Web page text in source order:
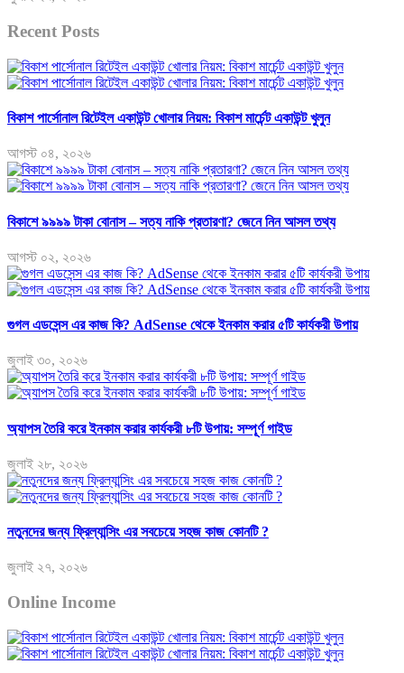
Recent Posts
বিকাশ পার্সোনাল রিটেইল একাউন্ট খোলার নিয়ম: বিকাশ মার্চেন্ট একাউন্ট খুলুন
আগস্ট ০৪, ২০২৬
বিকাশে ৯৯৯৯ টাকা বোনাস – সত্য নাকি প্রতারণা? জেনে নিন আসল তথ্য
আগস্ট ০২, ২০২৬
গুগল এডসেন্স এর কাজ কি? AdSense থেকে ইনকাম করার ৫টি কার্যকরী উপায়
জুলাই ৩০, ২০২৬
অ্যাপস তৈরি করে ইনকাম করার কার্যকরী ৮টি উপায়: সম্পূর্ণ গাইড
জুলাই ২৮, ২০২৬
নতুনদের জন্য ফ্রিল্যান্সিং এর সবচেয়ে সহজ কাজ কোনটি ?
জুলাই ২৭, ২০২৬
Online Income